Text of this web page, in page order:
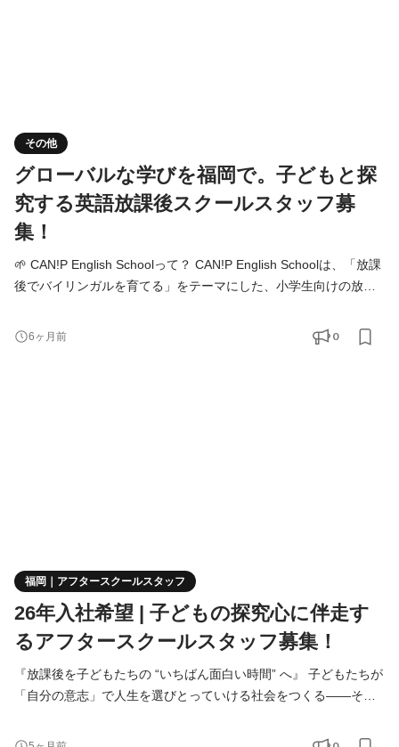
その他
グローバルな学びを福岡で。子どもと探
究する英語放課後スクールスタッフ募
集！
🌱 CAN!P English Schoolって？ CAN!P English Schoolは、「放課
後でバイリンガルを育てる」をテーマにした、小学生向けの放課
英語で考え、英語で表現しながら、“ことばを学ぶ”から“ことばで
6ヶ月前 0
福岡｜アフタースクールスタッフ
26年入社希望 | 子どもの探究心に伴走す
るアフタースクールスタッフ募集！
『放課後を子どもたちの “いちばん面白い時間” へ』 子どもたちが
「自分の意志」で人生を選びとっていける社会をつくる――それ
で、探究・遊び・対話が混ざり合う放課後をデザインし、未来を